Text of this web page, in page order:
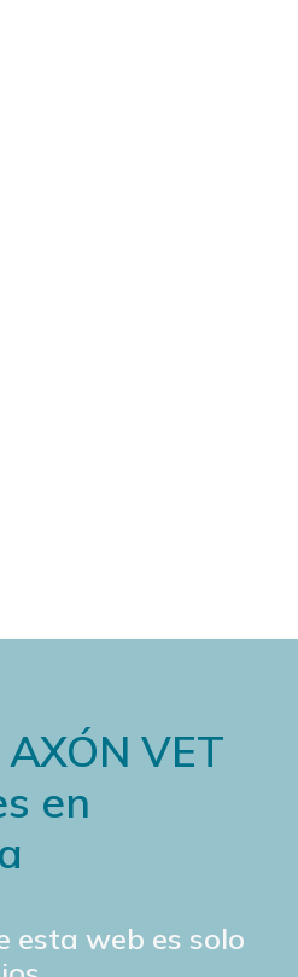
VET
en
esta web es solo